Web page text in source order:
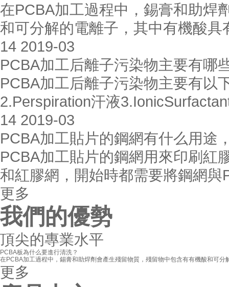
在PCBA加工過程中，錫膏和助焊
和可分解的電離子，其中有機酸
14 2019-03
PCBA加工后離子污染物主要有哪
PCBA加工后離子污染物主要有以
2.Perspiration汗液
14 2019-03
PCBA加工貼片的鋼網有什么用途
PCBA加工貼片的鋼網用來印刷紅
和紅膠網，開始時都需要將鋼網
更多
我們的優勢
頂尖的專業水平
PCBA板為什么要進行清洗？
在PCBA加工過程中，錫膏和助焊劑會產生殘留物質，殘留物中包含有有機酸和可
更多